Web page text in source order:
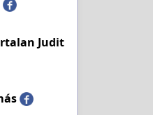
Judit